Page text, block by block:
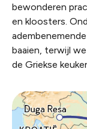
bewonderen
en kloosters.
baaien, terwijl
de Griekse